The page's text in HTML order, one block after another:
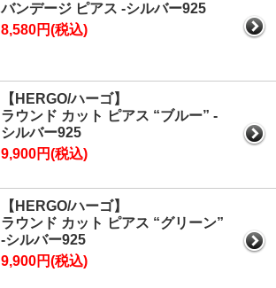
バンデージ ピアス -シルバー925
8,580円(税込)
【HERGO/ハーゴ】
ラウンド カット ピアス “ブルー” -
シルバー925
9,900円(税込)
【HERGO/ハーゴ】
ラウンド カット ピアス “グリーン”
-シルバー925
9,900円(税込)